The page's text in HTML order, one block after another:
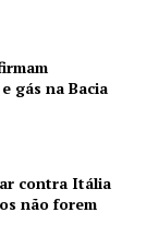
gás na Bacia
contra Itália
não forem